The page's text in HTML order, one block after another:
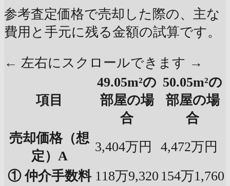
参考査定価格で売却した際の、主な
費用と手元に残る金額の試算です。
← 左右にスクロールできます →
項目
49.05m²の
部屋の場
合
50.05m²の
部屋の場
合
売却価格（想
定）A
3,404万円
4,472万円
① 仲介手数料 118万9,320 154万1,760